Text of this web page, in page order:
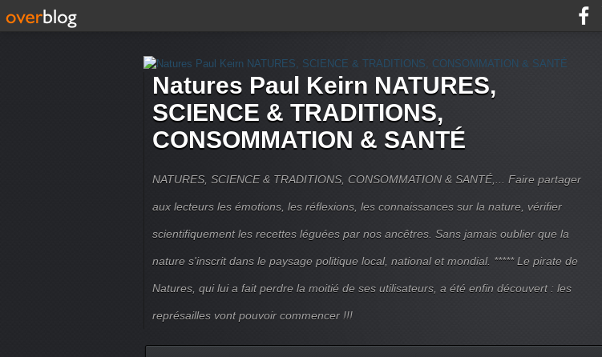
Natures Paul Keirn NATURES,
SCIENCE & TRADITIONS,
CONSOMMATION & SANTÉ
NATURES, SCIENCE & TRADITIONS, CONSOMMATION & SANTÉ,... Faire partager
aux lecteurs les émotions, les réflexions, les connaissances sur la nature, vérifier
scientifiquement les recettes léguées par nos ancêtres. Sans jamais oublier que la
nature s'inscrit dans le paysage politique local, national et mondial. ***** Le pirate de
Natures, qui lui a fait perdre la moitié de ses utilisateurs, a été enfin découvert : les
représailles vont pouvoir commencer !!!